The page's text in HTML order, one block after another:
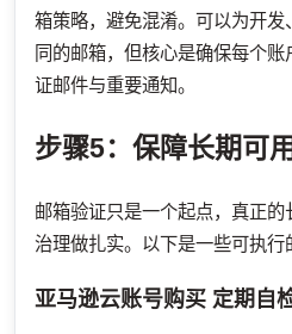
箱策略，避免混淆。可以为开
同的邮箱，但核心是确保每个
证邮件与重要通知。
步骤5：保障长期可
邮箱验证只是一个起点，真正
治理做扎实。以下是一些可执行
亚马逊云账号购买 定期自